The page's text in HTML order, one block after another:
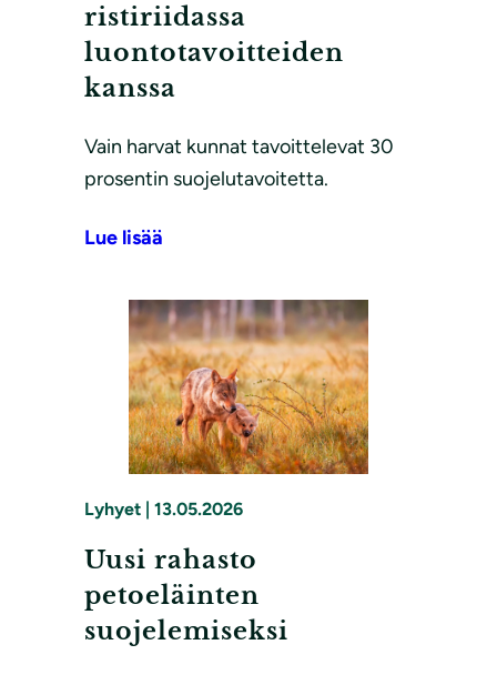
ristiriidassa
luontotavoitteiden
kanssa
Vain harvat kunnat tavoittelevat 30
prosentin suojelutavoitetta.
Lue lisää
Lyhyet | 13.05.2026
Uusi rahasto
petoeläinten
suojelemiseksi